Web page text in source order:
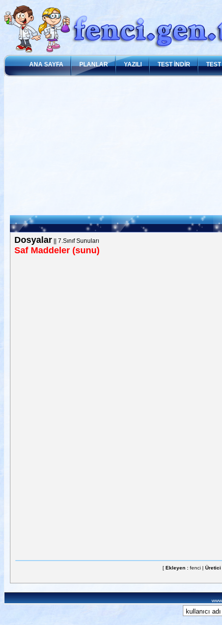
ANA SAYFA PLANLAR YAZILI TEST İNDİR
Dosyalar|| 7.Sınıf Sunuları
Saf Maddeler (sunu)
[ Ekleyen : fenci |